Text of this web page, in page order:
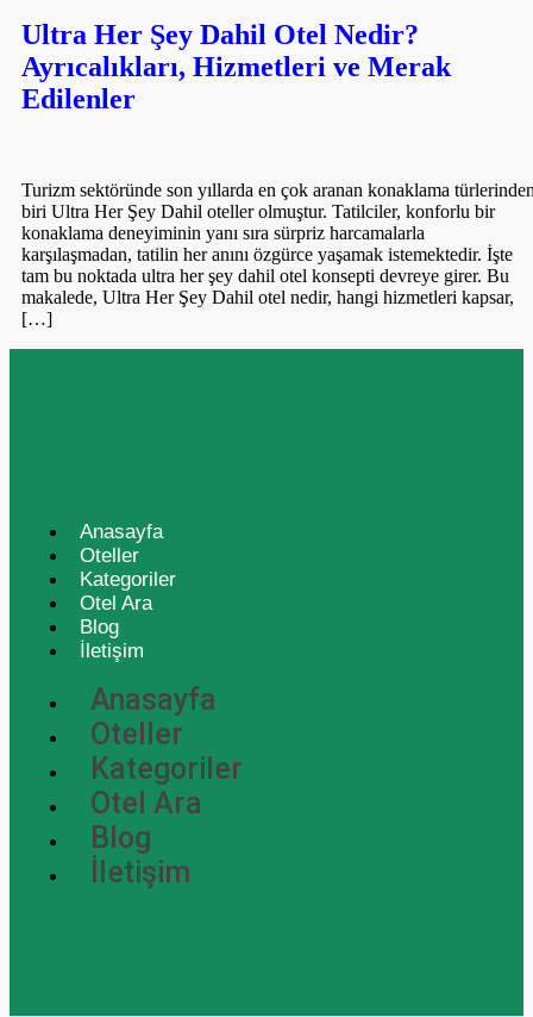
Ultra Her Şey Dahil Otel Nedir?
Ayrıcalıkları, Hizmetleri ve Merak
Edilenler
Turizm sektöründe son yıllarda en çok aranan konaklama
biri Ultra Her Şey Dahil oteller olmuştur. Tatilciler, konforlu bir
konaklama deneyiminin yanı sıra sürpriz harcamalarla
karşılaşmadan, tatilin her anını özgürce yaşamak istemektedir. İşte
tam bu noktada ultra her şey dahil otel konsepti devreye girer. Bu
makalede, Ultra Her Şey Dahil otel nedir, hangi hizmetleri kapsar,
[…]
Anasayfa
Oteller
Kategoriler
Otel Ara
Blog
İletişim
Anasayfa
Oteller
Kategoriler
Otel Ara
Blog
İletişim